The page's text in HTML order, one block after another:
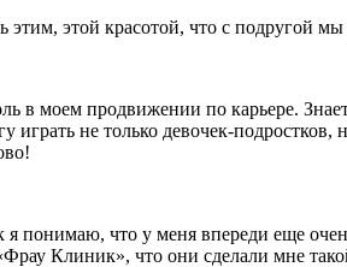
этой красотой, что с подругой
в моем продвижении по карьере.
играть не только девочек-
я понимаю, что у меня впереди еще
Клиник», что они сделали мне